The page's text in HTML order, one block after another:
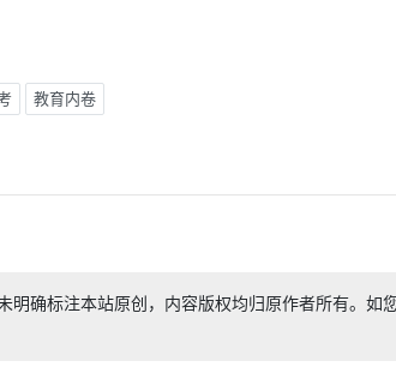
教育内卷
明确标注本站原创，内容版权均归原作者所有。如